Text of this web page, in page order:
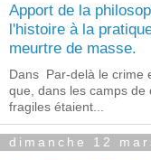
Apport de la
l'histoire à la
meurtre de masse.
Dans Par-delà le crime
que, dans les camps de
fragiles étaient...
dimanche 12